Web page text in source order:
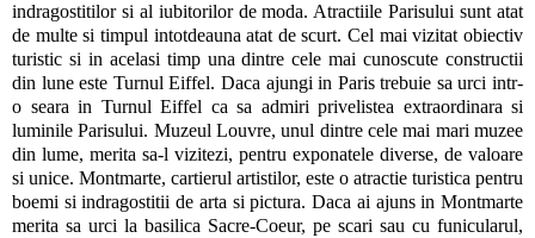
indragostitilor si al iubitorilor de moda. Atractiile Parisului sunt atat
de multe si timpul intotdeauna atat de scurt. Cel mai vizitat obiectiv
turistic si in acelasi timp una dintre cele mai cunoscute constructii
din lune este Turnul Eiffel. Daca ajungi in Paris trebuie sa urci intr-
o seara in Turnul Eiffel ca sa admiri privelistea extraordinara si
luminile Parisului. Muzeul Louvre, unul dintre cele mai mari muzee
din lume, merita sa-l vizitezi, pentru exponatele diverse, de valoare
si unice. Montmarte, cartierul artistilor, este o atractie turistica pentru
boemi si indragostitii de arta si pictura. Daca ai ajuns in Montmarte
merita sa urci la basilica Sacre-Coeur, pe scari sau cu funicularul,